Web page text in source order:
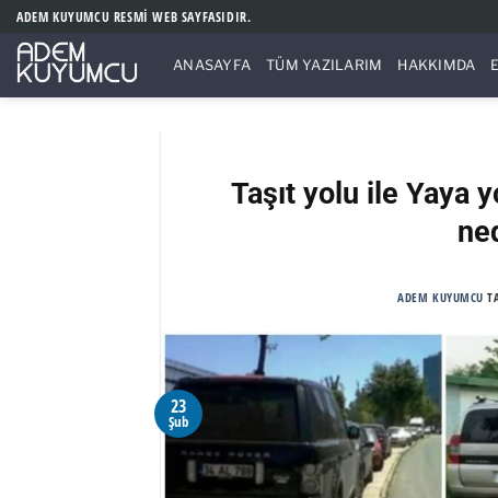
İçeriğe
atla
ADEM KUYUMCU RESMİ WEB SAYFASIDIR.
ANASAYFA TÜM YAZILARIM HAKKIMDA
Taşıt yolu ile Yaya
ADEM KUYUMCU
23
Şub